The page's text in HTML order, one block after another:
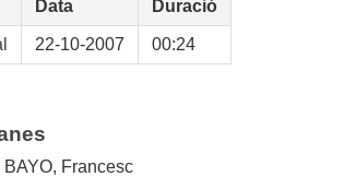
Data Duració
22-10-2007 00:24
BAYO, Francesc